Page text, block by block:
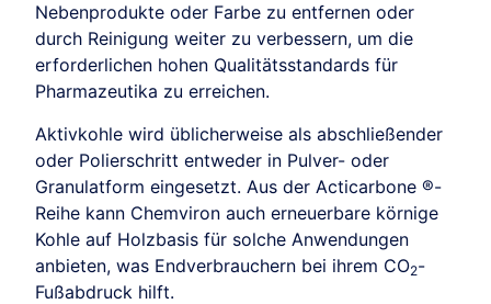
Nebenprodukte oder Farbe zu entfernen oder
durch Reinigung weiter zu verbessern, um die
erforderlichen hohen Qualitätsstandards für
Pharmazeutika zu erreichen.
Aktivkohle wird üblicherweise als abschließender
oder Polierschritt entweder in Pulver- oder
Granulatform eingesetzt. Aus der Acticarbone ®-
Reihe kann Chemviron auch erneuerbare körnige
Kohle auf Holzbasis für solche Anwendungen
anbieten, was Endverbrauchern bei ihrem CO2-
Fußabdruck hilft.